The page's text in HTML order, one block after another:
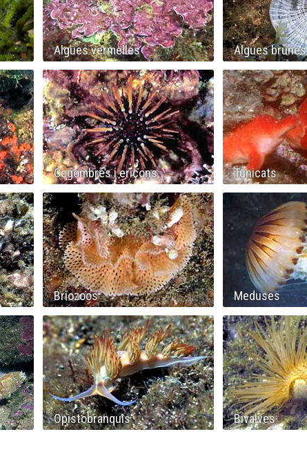
Algues vermelles Algues brunes
Cogombres i eriçons Tunicats
Briozoos Meduses
Opistobranquis Bivalves